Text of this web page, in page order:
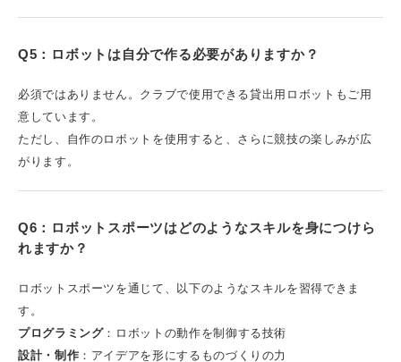
Q5：ロボットは自分で作る必要がありますか？
必須ではありません。クラブで使用できる貸出用ロボットもご用
意しています。
ただし、自作のロボットを使用すると、さらに競技の楽しみが広
がります。
Q6：ロボットスポーツはどのようなスキルを身につけら
れますか？
ロボットスポーツを通じて、以下のようなスキルを習得できま
す。
プログラミング：ロボットの動作を制御する技術
設計・制作 ：アイデアを形にするものづくりの力